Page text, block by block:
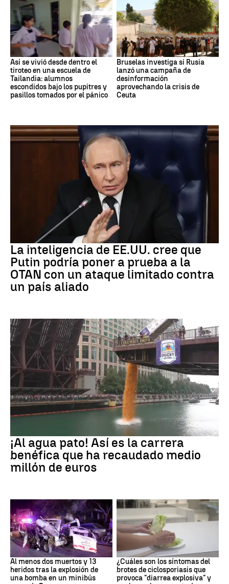
Así se vivió desde dentro el
tiroteo en una escuela de
Tailandia: alumnos
escondidos bajo los pupitres y
pasillos tomados por el pánico
Bruselas investiga si Rusia
lanzó una campaña de
desinformación
aprovechando la crisis de
Ceuta
La inteligencia de EE.UU. cree que
Putin podría poner a prueba a la
OTAN con un ataque limitado contra
un país aliado
¡Al agua pato! Así es la carrera
benéfica que ha recaudado medio
millón de euros
SIRIA
Al menos dos muertos y 13
heridos tras la explosión de
una bomba en un minibús
Brote
¿Cuáles son los síntomas del
brotes de ciclosporiasis que
provoca "diarrea explosiva" y